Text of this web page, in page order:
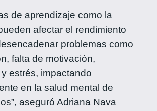
de aprendizaje como la
afectar el rendimiento
problemas como
falta de motivación,
estrés, impactando
en la salud mental de
aseguró Adriana Nava